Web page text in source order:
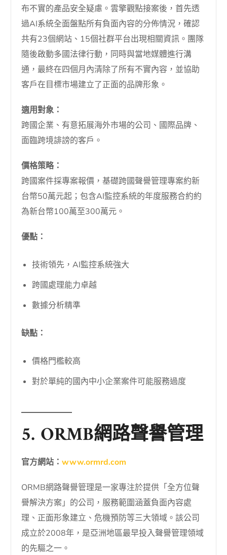
布不實的產品安全疑慮。雲擎觀點接案後，首先透
過AI系統全面盤點所有負面內容的分佈情況，確認
共有23個網站、15個社群平台出現相關資訊。團隊
隨後啟動多國法律行動，同時與當地媒體進行溝
通，最終在四個月內清除了所有不實內容，並協助
客戶在目標市場建立了正面的品牌形象。
適用對象：
跨國企業、有意拓展海外市場的公司、國際品牌、
面臨跨境誹謗的客戶。
價格策略：
跨國案件採專案報價，基礎跨國聲譽管理專案約新
台幣50萬元起；包含AI監控系統的年度服務合約約
為新台幣100萬至300萬元。
優點：
技術領先，AI監控系統強大
跨國處理能力卓越
數據分析精準
缺點：
價格門檻較高
對於單純的國內中小企業案件可能服務過度
5. ORMB網路聲譽管理
官方網站：www.ormrd.com
ORMB網路聲譽管理是一家專注於提供「全方位聲
譽解決方案」的公司，服務範圍涵蓋負面內容處
理、正面形象建立、危機預防等三大領域。該公司
成立於2008年，是亞洲地區最早投入聲譽管理領域
的先驅之一。